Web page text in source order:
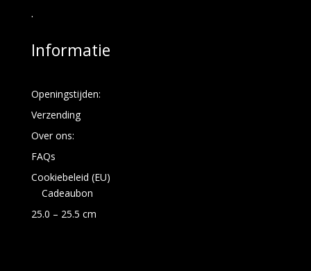
.
Informatie
Openingstijden:
Verzending
Over ons:
FAQs
Cookiebeleid (EU)
Cadeaubon
25.0 – 25.5 cm